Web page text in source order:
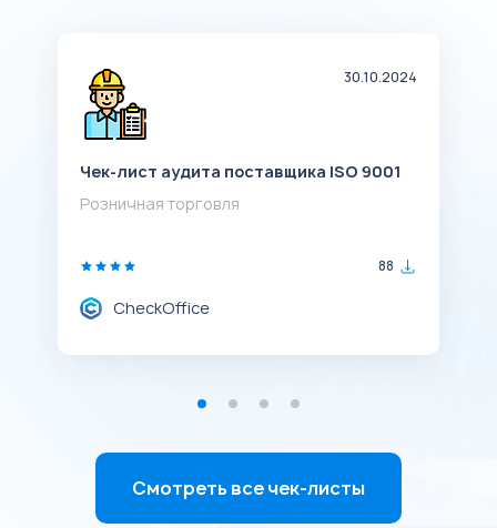
30.10.2024
Чек-лист аудита поставщика ISO 9001
Розничная торговля
88
CheckOffice
Смотреть все чек-листы